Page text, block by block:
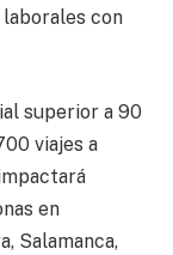
con
superior a 90
viajes a
en
Salamanca,